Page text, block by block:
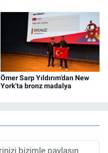
Ömer Sarp Yıldırım’dan New
York’ta bronz madalya